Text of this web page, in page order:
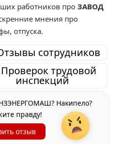
работников проЗАВОД
мнения про
отпуска.
сотрудников
трудовой
инспекций
Накипело?
правду!
отзыв